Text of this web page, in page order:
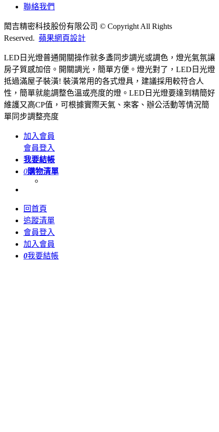
聯絡我們
閎吉精密科技股份有限公司 © Copyright All Rights
Reserved. 蘋果網頁設計
LED日光燈普通開關操作就多盞同步調光或調色，燈光氣氛讓
房子質感加倍。開關調光，簡單方便。燈光對了，LED日光燈
抵過滿屋子裝潢! 裝潢常用的各式燈具，建議採用較符合人
性，簡單就能調整色溫或亮度的燈。LED日光燈要達到精簡好
維護又高CP值，可根據實際天氣、來客、辦公活動等情況簡
單同步調整亮度
加入會員
會員登入
我要結帳
0購物清單
回首頁
追蹤清單
會員登入
加入會員
0我要結帳